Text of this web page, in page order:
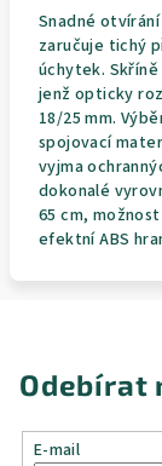
Snadné
zaručuje tichý
úchytek. Skříně
jenž opticky
18/25 mm.
spojovací
vyjma
dokonalé
65 cm,
efektní ABS
Odebírat
E-mail